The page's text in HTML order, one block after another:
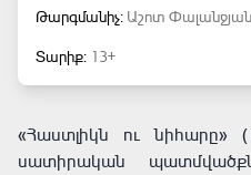
Թարգմանիչ: Աշոտ
Տարիք: 13+
«Հաստլիկն ու
սատիրական